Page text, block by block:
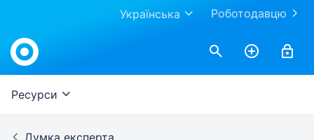
Роботодавцю
Українська
Work.ua
Ресурси
Думка експерта